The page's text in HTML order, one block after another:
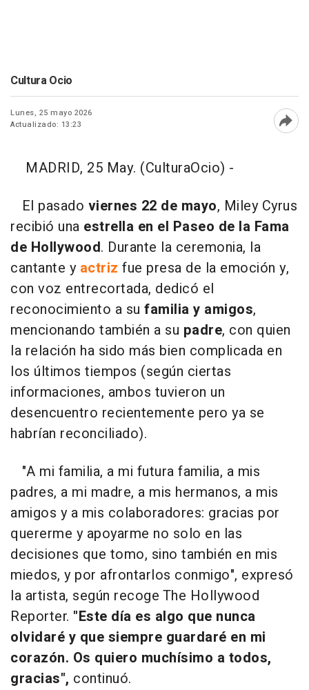
Cultura Ocio
Lunes, 25 mayo 2026
Actualizado: 13:23
MADRID, 25 May. (CulturaOcio) -
El pasado viernes 22 de mayo, Miley Cyrus
recibió una estrella en el Paseo de la Fama
de Hollywood. Durante la ceremonia, la
cantante y actriz fue presa de la emoción y,
con voz entrecortada, dedicó el
reconocimiento a su familia y amigos,
mencionando también a su padre, con quien
la relación ha sido más bien complicada en
los últimos tiempos (según ciertas
informaciones, ambos tuvieron un
desencuentro recientemente pero ya se
habrían reconciliado).
"A mi familia, a mi futura familia, a mis
padres, a mi madre, a mis hermanos, a mis
amigos y a mis colaboradores: gracias por
quererme y apoyarme no solo en las
decisiones que tomo, sino también en mis
miedos, y por afrontarlos conmigo", expresó
la artista, según recoge The Hollywood
Reporter. "Este día es algo que nunca
olvidaré y que siempre guardaré en mi
corazón. Os quiero muchísimo a todos,
gracias", continuó.